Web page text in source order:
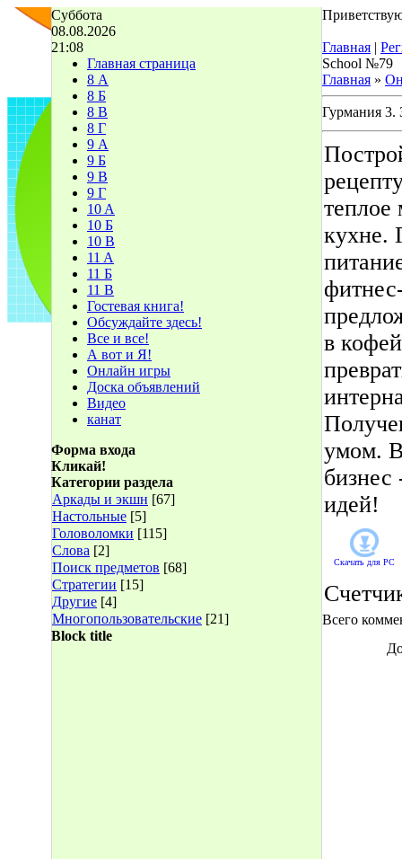
Суббота
08.08.2026
21:08
Главная страница
8 А
8 Б
8 В
8 Г
9 А
9 Б
9 В
9 Г
10 A
10 Б
10 В
11 A
11 Б
11 В
Гостевая книга!
Обсуждайте здесь!
Все и все!
А вот и Я!
Онлайн игры
Доска объявлений
Видео
канат
Форма входа
Кликай!
Категории раздела
Аркады и экшн [67]
Настольные [5]
Головоломки [115]
Слова [2]
Поиск предметов [68]
Стратегии [15]
Другие [4]
Многопользовательские [21]
Block title
Главная |
School №79
Главная »
Гурмания 3.
теплое
кухне.
в
умом.
бизнес
идей!
Скачать для PC
Всего